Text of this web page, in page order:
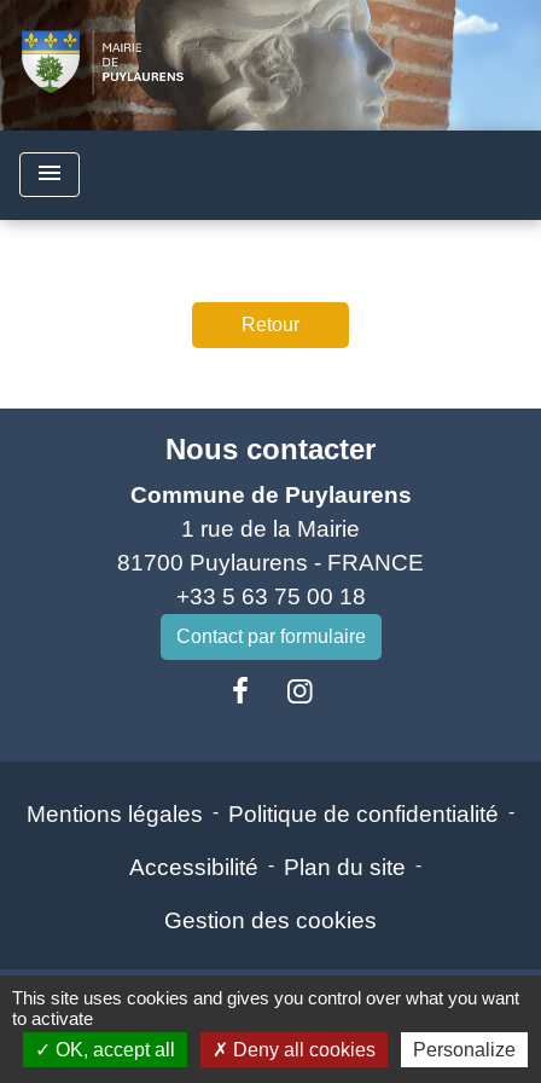
menu
Retour
Nous contacter
Commune de Puylaurens
1 rue de la Mairie
81700 Puylaurens - FRANCE
+33 5 63 75 00 18
Contact par formulaire
Mentions légales - Politique de confidentialité -
Accessibilité - Plan du site -
Gestion des cookies
This site uses cookies and gives you control over what you want
to activate
OK, accept all
Deny all cookies Personalize